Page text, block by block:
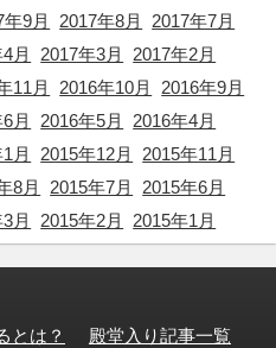
年9月 2017年8月
2017年7月
月 2017年3月
2017年2月
11月 2016年10月
2016年9月
月 2016年5月
2016年4月
月 2015年12月
2015年11月
8月 2015年7月
2015年6月
月 2015年2月 2015年1月
とは？
殿堂入り記事一覧